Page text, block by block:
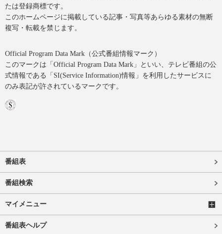
たは登録商標です。
このホームページに掲載している記事・写真等あらゆる素材の無断
複写・転載を禁じます。
Official Program Data Mark（公式番組情報マーク）
このマークは「Official Program Data Mark」といい、テレビ番組の公
式情報である「SI(Service Information)情報」を利用したサービスに
のみ表記が許されているマークです。
番組表
番組検索
マイメニュー
番組表ヘルプ